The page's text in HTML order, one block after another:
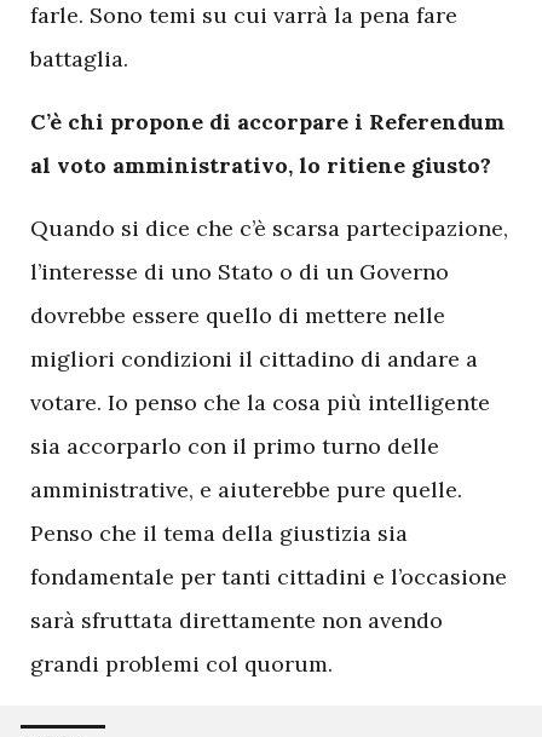
farle. Sono temi su cui varrà la pena fare
battaglia.
C’è chi propone di accorpare i Referendum
al voto amministrativo, lo ritiene giusto?
Quando si dice che c’è scarsa partecipazione,
l’interesse di uno Stato o di un Governo
dovrebbe essere quello di mettere nelle
migliori condizioni il cittadino di andare a
votare. Io penso che la cosa più intelligente
sia accorparlo con il primo turno delle
amministrative, e aiuterebbe pure quelle.
Penso che il tema della giustizia sia
fondamentale per tanti cittadini e l’occasione
sarà sfruttata direttamente non avendo
grandi problemi col quorum.